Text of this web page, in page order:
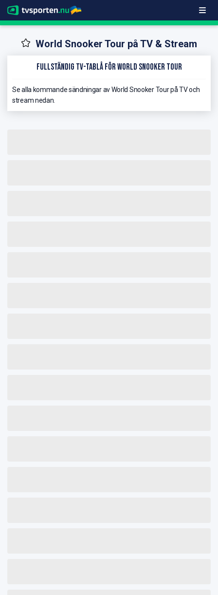
World Snooker Tour på TV & Stream
Fullständig TV-Tablå för World Snooker Tour
Se alla kommande sändningar av World Snooker Tour på TV och
stream nedan.